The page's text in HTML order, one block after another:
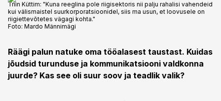
Triin Küttim: "Kuna reeglina pole riigisektoris nii palju rahalisi vahendeid
kui välismaistel suurkorporatsioonidel, siis ma usun, et loovusele on
riigiettevõtetes vägagi kohta."
Foto: Mardo Männimägi
Räägi palun natuke oma tööalasest taustast. Kuidas
jõudsid turunduse ja kommunikatsiooni valdkonna
juurde? Kas see oli suur soov ja teadlik valik?